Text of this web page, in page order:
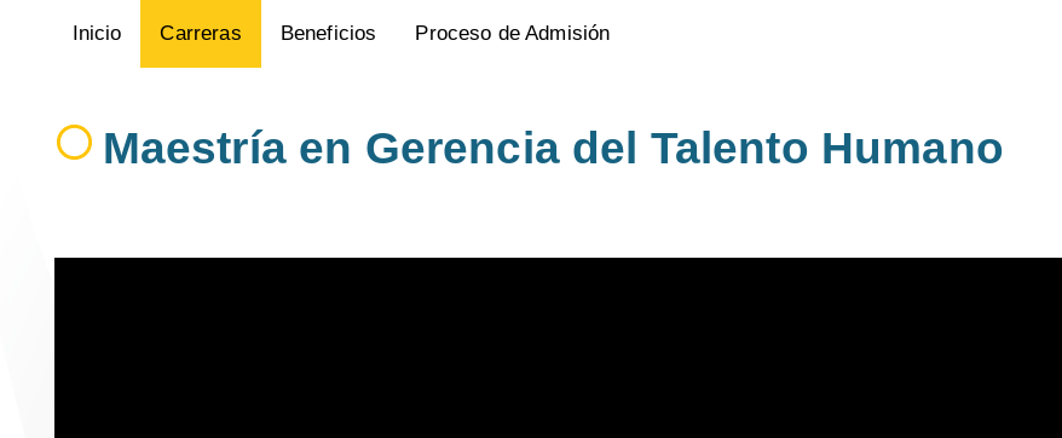
Inicio Carreras Beneficios Proceso de Admisión
Maestría en Gerencia del Talento Humano